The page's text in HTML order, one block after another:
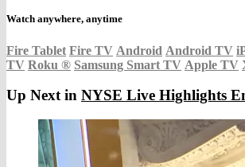
Watch anywhere, anytime
Fire Tablet Fire TV Android Android TV
TV Roku ® Samsung Smart TV Apple TV
Up Next in NYSE Live Highlights